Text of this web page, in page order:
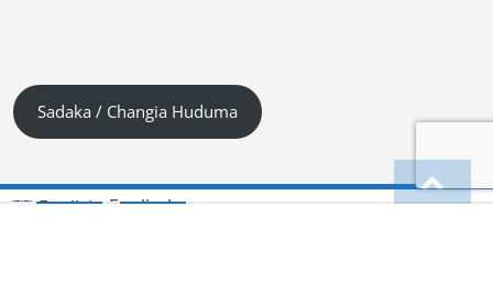
Sadaka / Changia Huduma
English( Englisch)